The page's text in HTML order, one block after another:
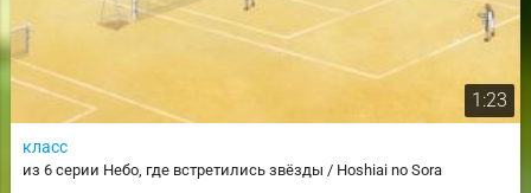
1:23
класс
из 6 серии Небо, где встретились звёзды / Hoshiai no Sora